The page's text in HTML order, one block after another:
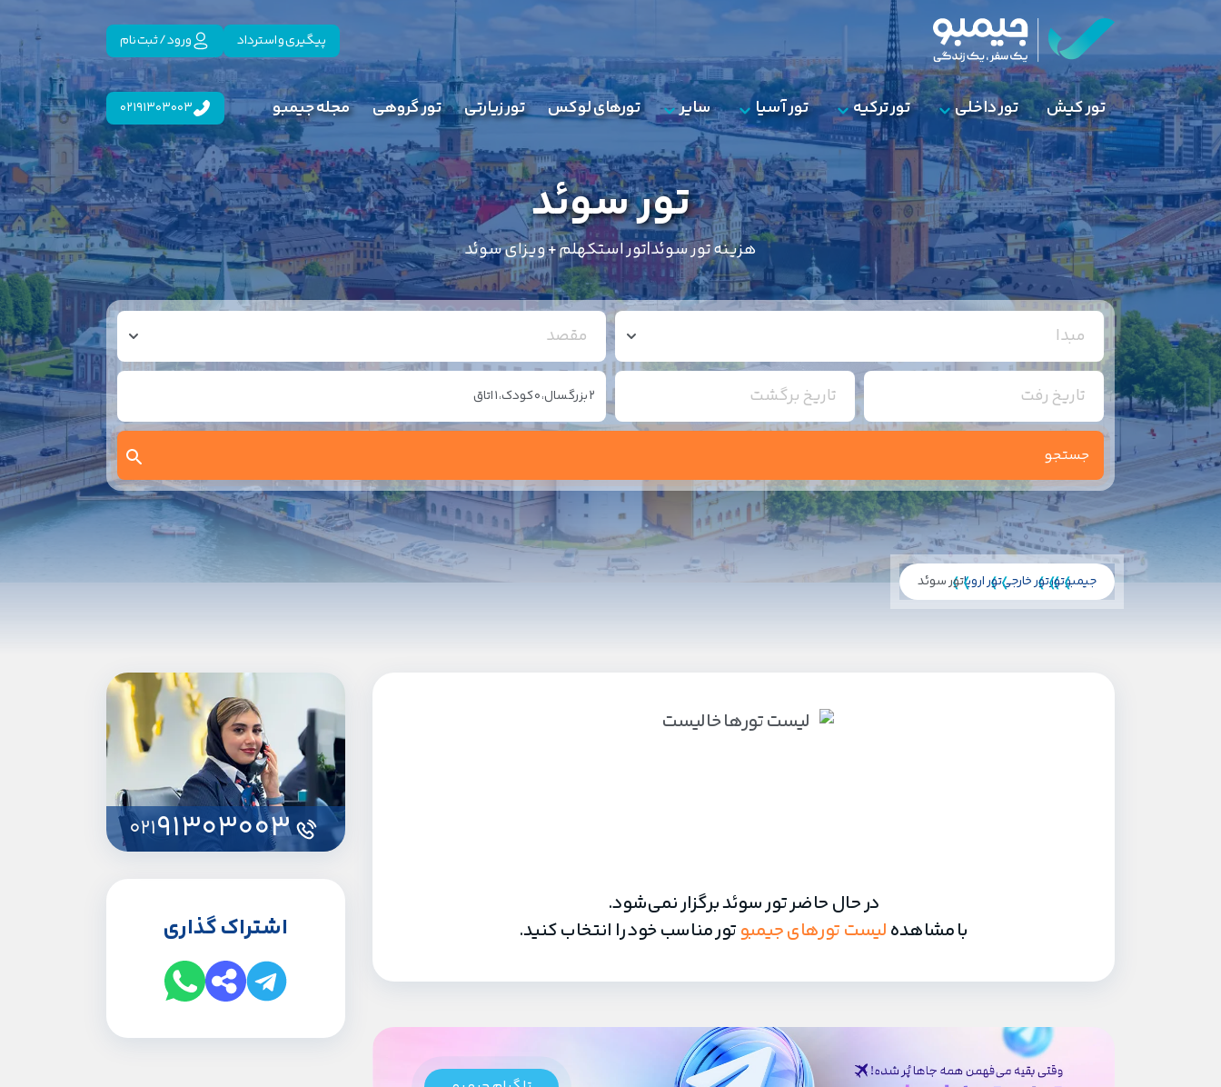
پیگیری و استرداد ورود / ثبت نام
تور کیش تور داخلی تور ترکیه تور آسیا سایر تورهای لوکس تور زیارتی تور گروهی مجله جیمبو 02191303003
تور سوئد
هزینه تور سوئد|تور استکهلم + ویزای سوئد
مبدا مقصد
تاریخ رفت تاریخ برگشت 2بزرگسال،0کودک،1اتاق
جیمبوتورتور خارجیتور اروپاتور سوئد
در حال حاضر تور سوئد برگزار نمی‌شود.
با مشاهدهلیست تورهای جیمبوتور مناسب خود را انتخاب کنید.
91303003
021
اشتراک گذاری